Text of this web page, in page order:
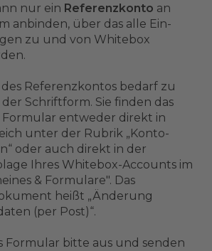
nur ein Referenzkonto an
anbinden, über das alle Ein-
zu und von Whitebox
Referenzkontos bedarf zu
Schriftform. Sie finden das
entweder direkt in
unter der Rubrik „Konto-
oder auch direkt in der
Ihres Whitebox-Accounts im
& Formulare". Das
heißt „Änderung
(per Post)“.
Formular bitte aus und senden